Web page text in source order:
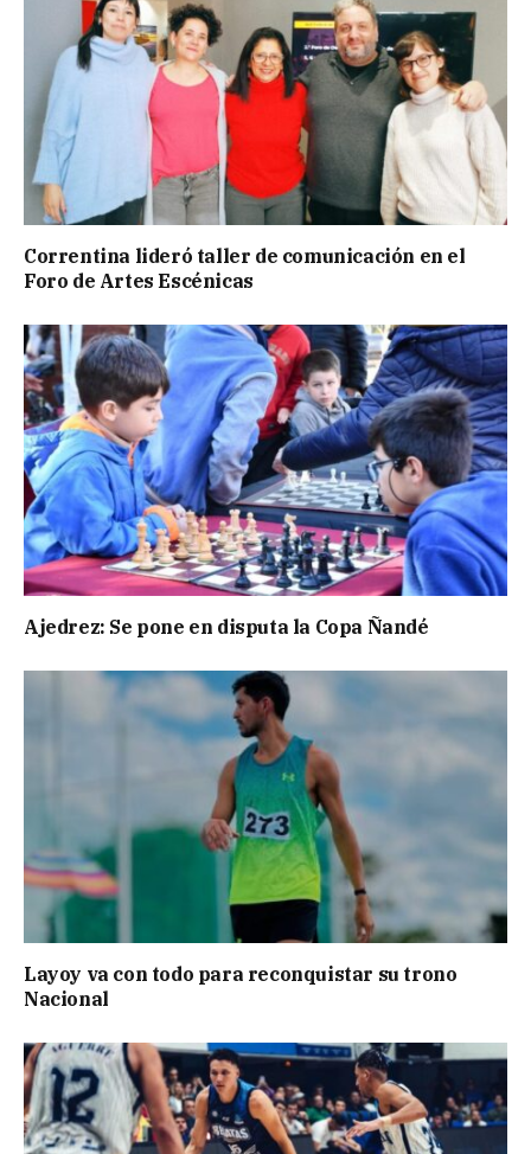
Correntina lideró taller de comunicación en el
Foro de Artes Escénicas
Ajedrez: Se pone en disputa la Copa Ñandé
Layoy va con todo para reconquistar su trono
Nacional